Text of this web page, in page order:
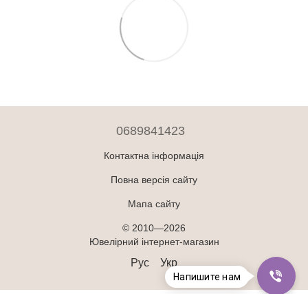
0689841423
Контактна інформація
Повна версія сайту
Мапа сайту
© 2010—2026
Ювелірний інтернет-магазин
Рус Укр
Напишите нам